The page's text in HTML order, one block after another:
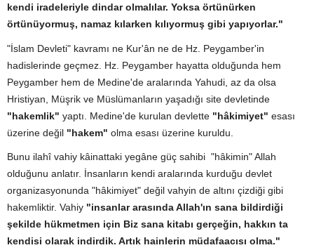
kendi iradeleriyle dindar olmalılar. Yoksa örtünürken
örtünüyormuş, namaz kılarken kılıyormuş gibi yapıyorlar."
"İslam Devleti" kavramı ne Kur'ân ne de Hz. Peygamber'in
hadislerinde geçmez. Hz. Peygamber hayatta olduğunda hem
Peygamber hem de Medine'de aralarında Yahudi, az da olsa
Hristiyan, Müşrik ve Müslümanların yaşadığı site devletinde
"hakemlik" yaptı. Medine'de kurulan devlette "hâkimiyet" esası
üzerine değil "hakem" olma esası üzerine kuruldu.
Bunu ilahî vahiy kâinattaki yegâne güç sahibi "hâkimin" Allah
olduğunu anlatır. İnsanların kendi aralarında kurduğu devlet
organizasyonunda "hâkimiyet" değil vahyin de altını çizdiği gibi
hakemliktir. Vahiy "insanlar arasında Allah'ın sana bildirdiği
şekilde hükmetmen için Biz sana kitabı gerçeğin, hakkın ta
kendisi olarak indirdik. Artık hainlerin müdafaacısı olma."